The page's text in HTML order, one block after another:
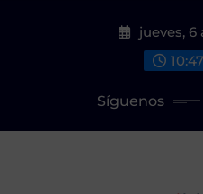
jueves,
Síguenos